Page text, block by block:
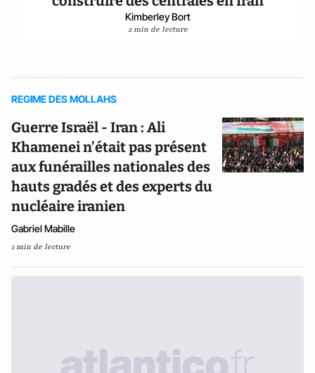
Kimberley Bort
2 min de lecture
REGIME DES MOLLAHS
Guerre Israël - Iran : Ali
Khamenei n’était pas présent
aux funérailles nationales des
hauts gradés et des experts du
nucléaire iranien
Gabriel Mabille
1 min de lecture